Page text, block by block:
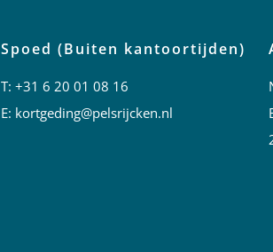
Spoed (Buiten kantoortijden)
T: +31 6 20 01 08 16
E: kortgeding@pelsrijcken.nl